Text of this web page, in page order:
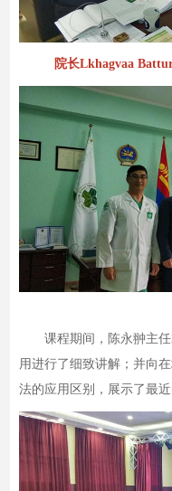
院长Lkhagvaa
课程期间，陈永翀主任
用进行了细致讲解；并向
法的应用区别，展示了最